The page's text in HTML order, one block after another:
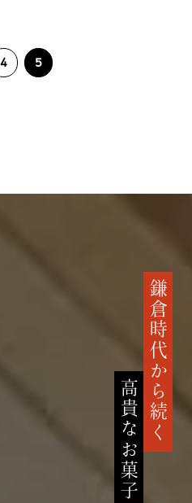
4 5
鎌倉時代から続く
高貴なお菓子